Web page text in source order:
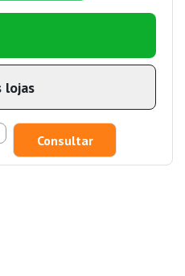
lojas